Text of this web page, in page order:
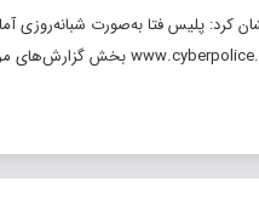
کرد: پلیس فتا به‌صورت شبانه‌روزی
بخش گزارش‌های